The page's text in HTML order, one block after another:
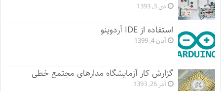
دی 3, 1393
استفاده از IDE آردوینو
آبان 4, 1399
گزارش کار آزمایشگاه مدارهای مجتمع خطی
آذر 26, 1393